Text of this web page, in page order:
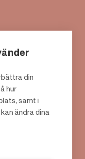
din
hur
samt i
ändra dina